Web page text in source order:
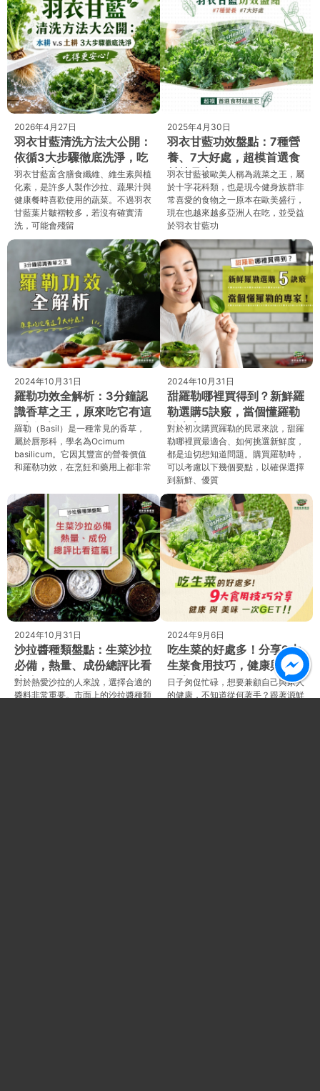
2026年4月27日
羽衣甘藍清洗方法大公開：
依循3大步驟徹底洗淨，吃
得更安心！
羽衣甘藍富含膳食纖維、維生素與植
化素，是許多人製作沙拉、蔬果汁與
健康餐時喜歡使用的蔬菜。不過羽衣
甘藍葉片皺褶較多，若沒有確實清
洗，可能會殘留
2025年4月30日
羽衣甘藍功效盤點：7種營
養、7大好處，超模首選食
材就是它！
羽衣甘藍被歐美人稱為蔬菜之王，屬
於十字花科類，也是現今健身族群非
常喜愛的食物之一原本在歐美盛行，
現在也越來越多亞洲人在吃，並受益
於羽衣甘藍功
2024年10月31日
羅勒功效全解析：3分鐘認
識香草之王，原來吃它有這
7大好處！
羅勒（Basil）是一種常見的香草，
屬於唇形科，學名為Ocimum
basilicum。它因其豐富的營養價值
和羅勒功效，在烹飪和藥用上都非常
2024年10月31日
甜羅勒哪裡買得到？新鮮羅
勒選購5訣竅，當個懂羅勒
的專家！
對於初次購買羅勒的民眾來說，甜羅
勒哪裡買最適合、如何挑選新鮮度，
都是迫切想知道問題。購買羅勒時，
可以考慮以下幾個要點，以確保選擇
到新鮮、優質
2024年10月31日
沙拉醬種類盤點：生菜沙拉
必備，熱量、成份總評比看
這篇！
對於熱愛沙拉的人來說，選擇合適的
醬料非常重要。市面上的沙拉醬種類
2024年9月6日
吃生菜的好處多！分享9大
生菜食用技巧，健康與美味
一次GET！
日子匆促忙碌，想要兼顧自己與家人
的健康，不知道從何著手？跟著源鮮